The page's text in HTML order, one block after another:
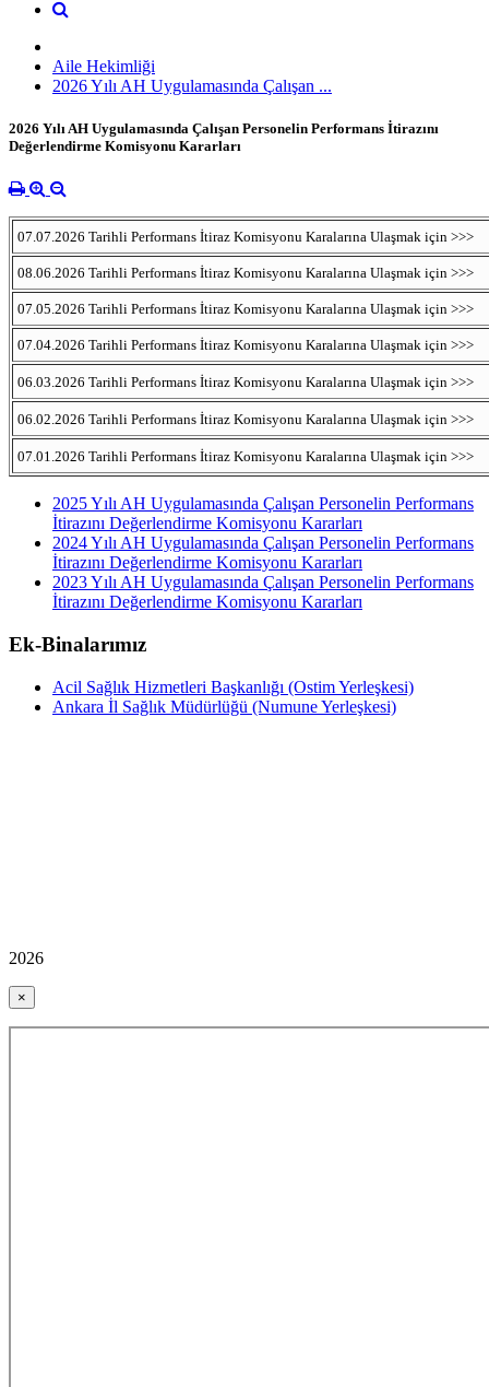
Aile Hekimliği
2026 Yılı AH Uygulamasında Çalışan ...
2026 Yılı AH Uygulamasında Çalışan Personelin Performans İtirazını
Değerlendirme Komisyonu Kararları
07.07.2026 Tarihli Performans İtiraz Komisyonu Karalarına Ulaşmak için >>>
08.06.2026 Tarihli Performans İtiraz Komisyonu Karalarına Ulaşmak için >>>
07.05.2026 Tarihli Performans İtiraz Komisyonu Karalarına Ulaşmak için >>>
07.04.2026 Tarihli Performans İtiraz Komisyonu Karalarına Ulaşmak için >>>
06.03.2026 Tarihli Performans İtiraz Komisyonu Karalarına Ulaşmak için >>>
06.02.2026 Tarihli Performans İtiraz Komisyonu Karalarına Ulaşmak için >>>
07.01.2026 Tarihli Performans İtiraz Komisyonu Karalarına Ulaşmak için >>>
2025 Yılı AH Uygulamasında Çalışan Personelin Performans
İtirazını Değerlendirme Komisyonu Kararları
2024 Yılı AH Uygulamasında Çalışan Personelin Performans
İtirazını Değerlendirme Komisyonu Kararları
2023 Yılı AH Uygulamasında Çalışan Personelin Performans
İtirazını Değerlendirme Komisyonu Kararları
Ek-Binalarımız
Acil Sağlık Hizmetleri Başkanlığı (Ostim Yerleşkesi)
Ankara İl Sağlık Müdürlüğü (Numune Yerleşkesi)
2026
×